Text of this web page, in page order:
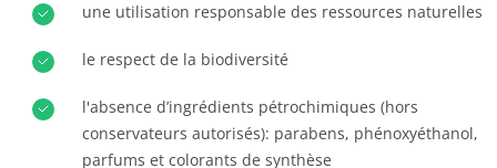
Actualités
Carrières
Italie (italien)
Portugal (portugais)
Serbie (serbe)
une utilisation responsable des ressources naturelles
le respect de la biodiversité
l'absence d’ingrédients pétrochimiques (hors
conservateurs autorisés): parabens, phénoxyéthanol,
parfums et colorants de synthèse